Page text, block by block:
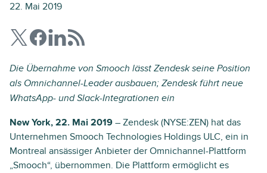
22. Mai 2019
Die Übernahme von Smooch lässt Zendesk seine Position
als Omnichannel-Leader ausbauen; Zendesk führt neue
WhatsApp- und Slack-Integrationen ein
New York, 22. Mai 2019 – Zendesk (NYSE:ZEN) hat das
Unternehmen Smooch Technologies Holdings ULC, ein in
Montreal ansässiger Anbieter der Omnichannel-Plattform
„Smooch“, übernommen. Die Plattform ermöglicht es